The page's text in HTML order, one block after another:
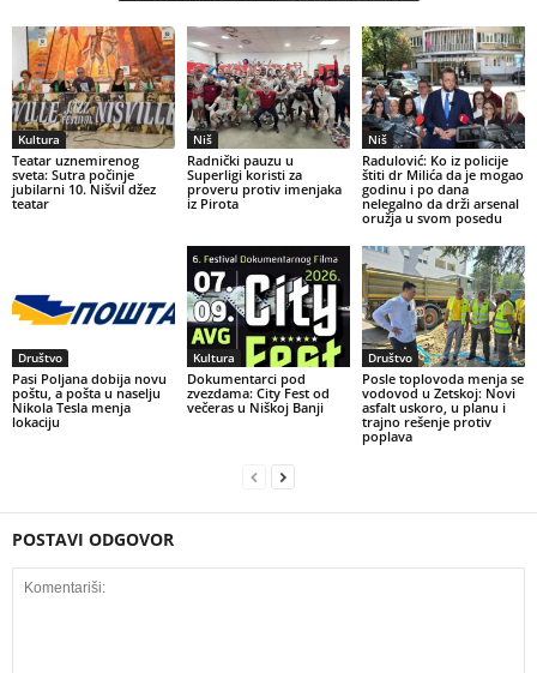
Kultura
Teatar uznemirenog
sveta: Sutra počinje
jubilarni 10. Nišvil džez
teatar
Niš
Radnički pauzu u
Superligi koristi za
proveru protiv imenjaka
iz Pirota
Niš
Radulović: Ko iz policije
štiti dr Milića da je mogao
godinu i po dana
nelegalno da drži arsenal
oružja u svom posedu
Društvo
Pasi Poljana dobija novu
poštu, a pošta u naselju
Nikola Tesla menja
lokaciju
Kultura
Dokumentarci pod
zvezdama: City Fest od
večeras u Niškoj Banji
Društvo
Posle toplovoda menja se
vodovod u Zetskoj: Novi
asfalt uskoro, u planu i
trajno rešenje protiv
poplava
POSTAVI ODGOVOR